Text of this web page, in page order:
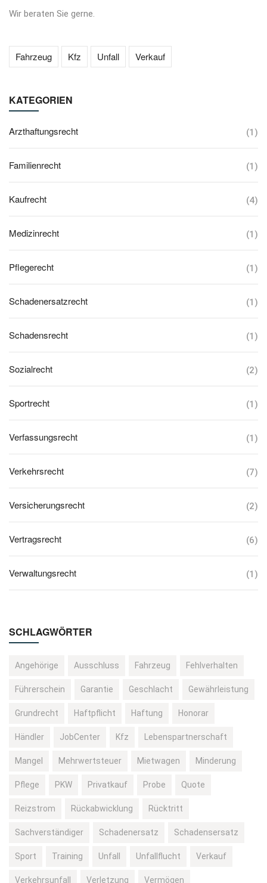
Wir beraten Sie gerne.
Fahrzeug Kfz Unfall Verkauf
KATEGORIEN
Arzthaftungsrecht (1)
Familienrecht (1)
Kaufrecht (4)
Medizinrecht (1)
Pflegerecht (1)
Schadenersatzrecht (1)
Schadensrecht (1)
Sozialrecht (2)
Sportrecht (1)
Verfassungsrecht (1)
Verkehrsrecht (7)
Versicherungsrecht (2)
Vertragsrecht (6)
Verwaltungsrecht (1)
SCHLAGWÖRTER
Angehörige Ausschluss Fahrzeug Fehlverhalten
Führerschein Garantie Geschlacht Gewährleistung
Grundrecht Haftpflicht Haftung Honorar
Händler JobCenter Kfz Lebenspartnerschaft
Mangel Mehrwertsteuer Mietwagen Minderung
Pflege PKW Privatkauf Probe Quote
Reizstrom Rückabwicklung Rücktritt
Sachverständiger Schadenersatz Schadensersatz
Sport Training Unfall Unfallflucht Verkauf
Verkehrsunfall Verletzung Vermögen